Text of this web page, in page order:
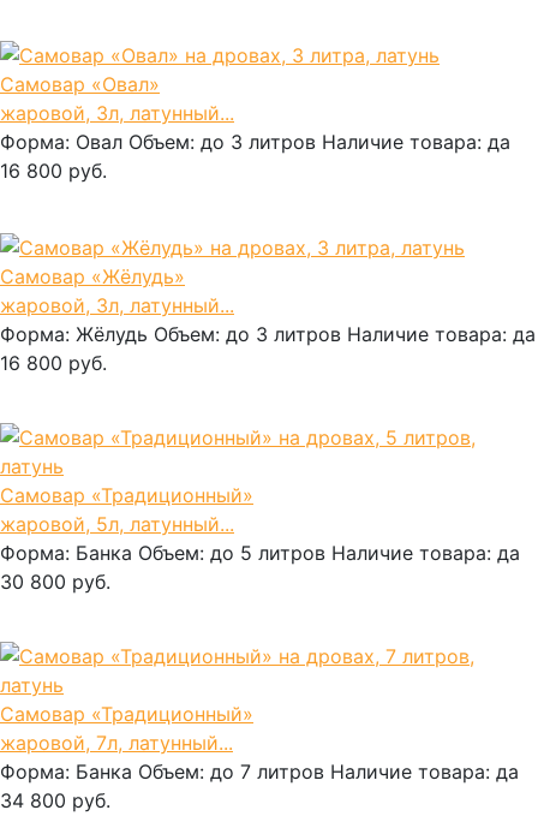
Самовар «Овал»
жаровой, 3л, латунный...
Форма: Овал Объем: до 3 литров Наличие товара: да
16 800 руб.
Самовар «Жёлудь»
жаровой, 3л, латунный...
Форма: Жёлудь Объем: до 3 литров Наличие товара: да
16 800 руб.
Самовар «Традиционный»
жаровой, 5л, латунный...
Форма: Банка Объем: до 5 литров Наличие товара: да
30 800 руб.
Самовар «Традиционный»
жаровой, 7л, латунный...
Форма: Банка Объем: до 7 литров Наличие товара: да
34 800 руб.